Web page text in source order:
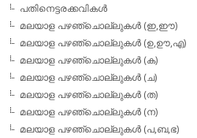
പതിനെട്ടരക്കവികള്‍
മലയാള പഴഞ്ചൊല്ലുകള്‍ (ഇ,ഈ)
മലയാള പഴഞ്ചൊല്ലുകള്‍ (ഉ,ഊ,എ)
മലയാള പഴഞ്ചൊല്ലുകള്‍ (ക)
മലയാള പഴഞ്ചൊല്ലുകള്‍ (ച)
മലയാള പഴഞ്ചൊല്ലുകള്‍ (ത)
മലയാള പഴഞ്ചൊല്ലുകള്‍ (ന)
മലയാള പഴഞ്ചൊല്ലുകള്‍ (പ,ബ,ഭ)